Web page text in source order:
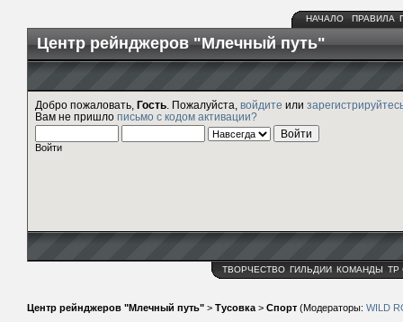
НАЧАЛО ПРАВИЛА
Центр рейнджеров "Млечный путь"
Добро пожаловать, Гость . Пожалуйста, войдите или
Вам не пришло письмо с кодом активации?
Войти
ТВОРЧЕСТВО ГИЛЬДИИ КОМАНДЫ ТР
Центр рейнджеров "Млечный путь" > Тусовка > Спорт (Модераторы: WILD